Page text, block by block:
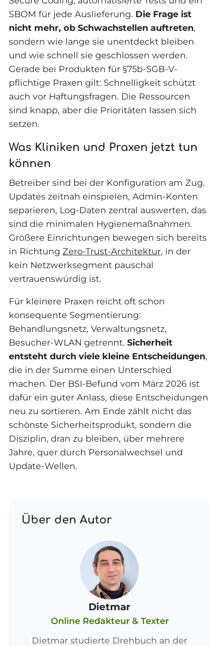
SBOM für jede Auslieferung. Die Frage ist
nicht mehr, ob Schwachstellen auftreten,
sondern wie lange sie unentdeckt bleiben
und wie schnell sie geschlossen werden.
Gerade bei Produkten für §75b-SGB-V-
pflichtige Praxen gilt: Schnelligkeit schützt
auch vor Haftungsfragen. Die Ressourcen
sind knapp, aber die Prioritäten lassen sich
setzen.
Was Kliniken und Praxen jetzt tun
können
Betreiber sind bei der Konfiguration am Zug.
Updates zeitnah einspielen, Admin-Konten
separieren, Log-Daten zentral auswerten, das
sind die minimalen Hygienemaßnahmen.
Größere Einrichtungen bewegen sich bereits
in Richtung Zero-Trust-Architektur, in der
kein Netzwerksegment pauschal
vertrauenswürdig ist.
Für kleinere Praxen reicht oft schon
konsequente Segmentierung:
Behandlungsnetz, Verwaltungsnetz,
Besucher-WLAN getrennt. Sicherheit
entsteht durch viele kleine Entscheidungen,
die in der Summe einen Unterschied
machen. Der BSI-Befund vom März 2026 ist
dafür ein guter Anlass, diese Entscheidungen
neu zu sortieren. Am Ende zählt nicht das
schönste Sicherheitsprodukt, sondern die
Disziplin, dran zu bleiben, über mehrere
Jahre, quer durch Personalwechsel und
Update-Wellen.
Über den Autor
Dietmar
Online Redakteur & Texter
Dietmar studierte Drehbuch an der